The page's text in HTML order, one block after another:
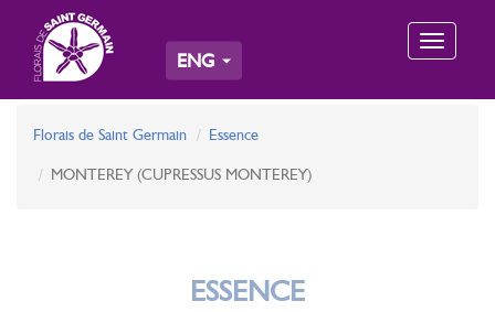
Toggle
ENG
Florais de Saint Germain Essence
MONTEREY (CUPRESSUS MONTEREY)
ESSENCE